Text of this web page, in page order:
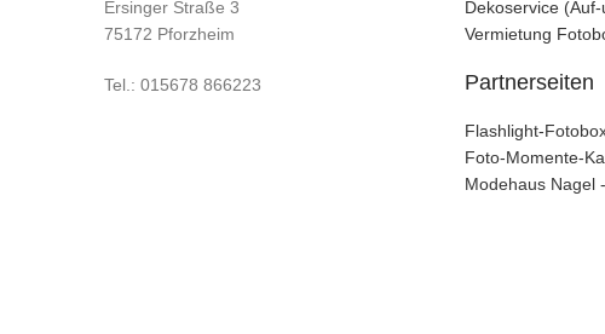
Ersinger Straße 3
75172 Pforzheim
Tel.: 015678 866223
Dekoservice
Vermietung
Partnerseiten
Flashlight-
Foto-Momente-
Modehaus Nagel